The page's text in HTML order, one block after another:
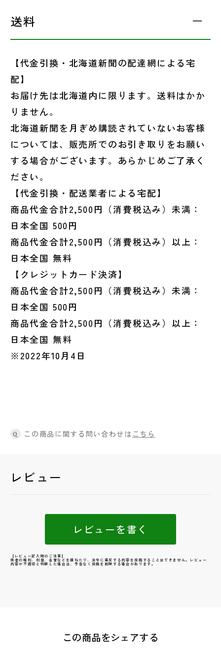
送料
【代金引換・北海道新聞の配達網による宅
配】
お届け先は北海道内に限ります。送料はかか
りません。
北海道新聞を月ぎめ購読されていないお客様
については、販売所でのお引き取りをお願い
する場合がございます。あらかじめご了承く
ださい。
【代金引換・配送業者による宅配】
商品代金合計2,500円（消費税込み）未満：
日本全国 500円
商品代金合計2,500円（消費税込み）以上：
日本全国 無料
【クレジットカード決済】
商品代金合計2,500円（消費税込み）未満：
日本全国 500円
商品代金合計2,500円（消費税込み）以上：
日本全国 無料
※2022年10月4日
Q この商品に関する問い合わせはこちら
レビュー
レビューを書く
【レビュー記入時のご注意】
他者の権利、利益、名誉などを損ねたり、法令に違反する内容を投稿することはできません。レビュー
内容が不適切と判断した場合は、予告なく投稿を削除する場合があります。
この商品をシェアする